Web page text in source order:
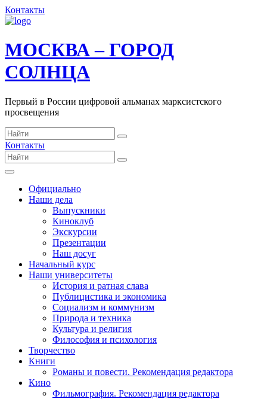
Контакты
МОСКВА – ГОРОД
СОЛНЦА
Первый в России цифровой альманах марксистского
просвещения
Контакты
Официально
Наши дела
Выпускники
Киноклуб
Экскурсии
Презентации
Наш досуг
Начальный курс
Наши университеты
История и ратная слава
Публицистика и экономика
Социализм и коммунизм
Природа и техника
Культура и религия
Философия и психология
Творчество
Книги
Романы и повести. Рекомендация редактора
Кино
Фильмография. Рекомендация редактора